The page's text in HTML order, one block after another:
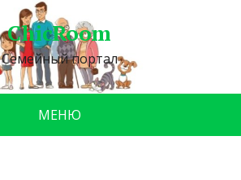
ChicRoom
Семейный портал
МЕНЮ